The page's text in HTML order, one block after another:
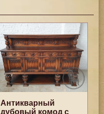
Антикварный
дубовый комод с